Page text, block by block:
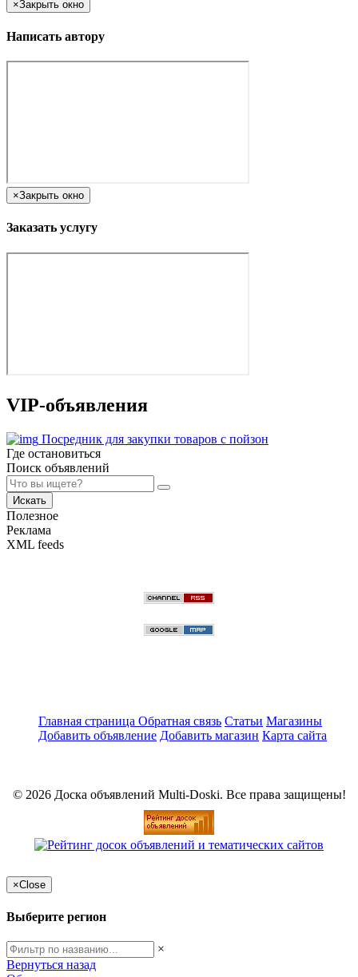
×Закрыть окно
Написать автору
×Закрыть окно
Заказать услугу
VIP-объявления
Посредник для закупки товаров с пойзон
Где остановиться
Поиск объявлений
Искать
Полезное
Реклама
XML feeds
Главная страница Обратная связь Статьи Магазины
Добавить объявление Добавить магазин Карта сайта
© 2026 Доска объявлений Multi-Doski. Все права защищены!
×Close
Выберите регион
×
Вернуться назад